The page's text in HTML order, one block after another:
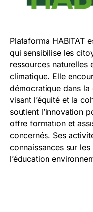
Plataforma HABITAT
qui sensibilise les
ressources naturelles
climatique. Elle
démocratique dans la
visant l’équité et la
soutient l’innovation
offre formation et
concernés. Ses
connaissances sur
l’éducation